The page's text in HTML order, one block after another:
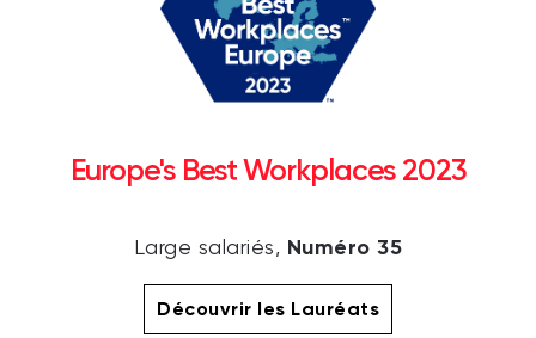
Europe's Best Workplaces 2023
Large salariés, Numéro 35
Découvrir les Lauréats